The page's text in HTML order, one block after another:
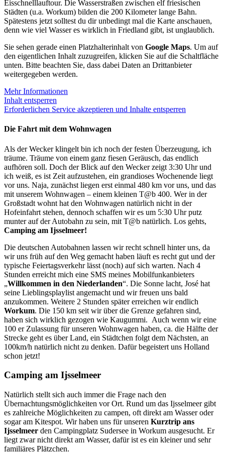
Eisschnelllauftour. Die Wasserstraßen zwischen elf friesischen
Städten (u.a. Workum) bilden die 200 Kilometer lange Bahn.
Spätestens jetzt solltest du dir unbedingt mal die Karte anschauen,
denn wie viel Wasser es wirklich in Friedland gibt, ist unglaublich.
Sie sehen gerade einen Platzhalterinhalt von Google Maps. Um auf
den eigentlichen Inhalt zuzugreifen, klicken Sie auf die Schaltfläche
unten. Bitte beachten Sie, dass dabei Daten an Drittanbieter
weitergegeben werden.
Mehr Informationen
Inhalt entsperren
Erforderlichen Service akzeptieren und Inhalte entsperren
Die Fahrt mit dem Wohnwagen
Als der Wecker klingelt bin ich noch der festen Überzeugung, ich
träume. Träume von einem ganz fiesen Geräusch, das endlich
aufhören soll. Doch der Blick auf den Wecker zeigt 3:30 Uhr und
ich weiß, es ist Zeit aufzustehen, ein grandioses Wochenende liegt
vor uns. Naja, zunächst liegen erst einmal 480 km vor uns, und das
mit unserem Wohnwagen – einem kleinen T@b 400. Wer in der
Großstadt wohnt hat den Wohnwagen natürlich nicht in der
Hofeinfahrt stehen, dennoch schaffen wir es um 5:30 Uhr putz
munter auf der Autobahn zu sein, mit T@b natürlich. Los gehts,
Camping am Ijsselmeer!
Die deutschen Autobahnen lassen wir recht schnell hinter uns, da
wir uns früh auf den Weg gemacht haben läuft es recht gut und der
typische Feiertagsverkehr lässt (noch) auf sich warten. Nach 4
Stunden erreicht mich eine SMS meines Mobilfunkanbieters
„Willkommen in den Niederlanden“. Die Sonne lacht, José hat
seine Lieblingsplaylist angemacht und wir freuen uns bald
anzukommen. Weitere 2 Stunden später erreichen wir endlich
Workum. Die 150 km seit wir über die Grenze gefahren sind,
haben sich wirklich gezogen wie Kaugummi. Auch wenn wir eine
100 er Zulassung für unseren Wohnwagen haben, ca. die Hälfte der
Strecke geht es über Land, ein Städtchen folgt dem Nächsten, an
100km/h natürlich nicht zu denken. Dafür begeistert uns Holland
schon jetzt!
Camping am Ijsselmeer
Natürlich stellt sich auch immer die Frage nach den
Übernachtungsmöglichkeiten vor Ort. Rund um das Ijsselmeer gibt
es zahlreiche Möglichkeiten zu campen, oft direkt am Wasser oder
sogar am Kitespot. Wir haben uns für unseren Kurztrip ans
Ijsselmeer den Campingplatz Sudersee in Workum ausgesucht. Er
liegt zwar nicht direkt am Wasser, dafür ist es ein kleiner und sehr
familiäres Plätzchen.